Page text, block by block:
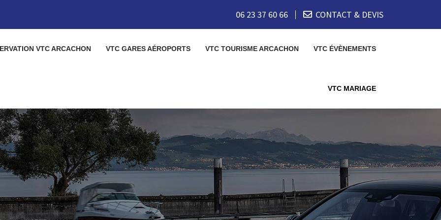
06 23 37 60 66 CONTACT & DEVIS
VTC ARCACHON VTC GARES AÉROPORTS VTC TOURISME ARCACHON VTC ÉVÈNEMENTS
VTC MARIAGE